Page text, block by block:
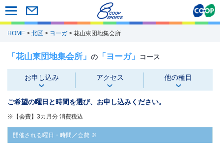
HOME > 北区 > ヨーガ > 花山東団地集会所
「花山東団地集会所」 の 「ヨーガ」 コース
お申し込み アクセス 他の種目
ご希望の曜日と時間を選び、お申し込みください。
※【会費】3カ月分 消費税込